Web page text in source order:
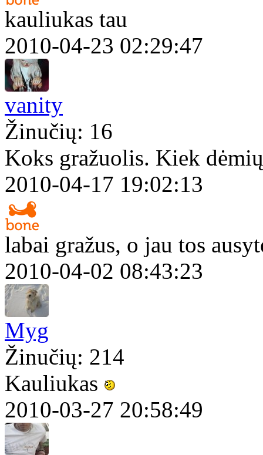
kauliukas tau
2010-04-23 02:29:47
vanity
Žinučių: 16
Koks gražuolis. Kiek
2010-04-17 19:02:13
labai gražus, o jau tos
2010-04-02 08:43:23
Myg
Žinučių: 214
Kauliukas
2010-03-27 20:58:49